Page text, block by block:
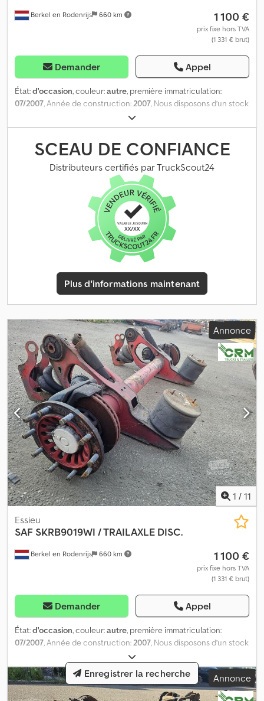
Berkel en Rodenrijs 660 km 1 100 €
prix fixe hors TVA
(1 331 € brut)
Demander Appel
État:d'occasion, couleur:autre, première immatriculation:
07/2007, Année de construction:2007, Nous disposons d’un stock
de plus de 100 essieux. N’hésitez pas à nous contacter si vous ne
trouvez pas ce que vous cherchez. = Plus d’informations = Dedpfx
Ahozqyngsyekr Numéro de série : 11 13 155 0191
SCEAU DE CONFIANCE
Distributeurs certifiés par TruckScout24
Plus d'informations maintenant
Annonce
1 / 11
Berkel en Rodenrijs 660 km
Essieu
SAF SKRB9019WI / TRAILAXLE DISC.
1 100 €
prix fixe hors TVA
(1 331 € brut)
Demander Appel
État:d'occasion, couleur:autre, première immatriculation:
07/2007, Année de construction:2007, Nous disposons d’un stock
de plus de 100 essieux. N’hésitez pas à nous contacter si vous ne
trouvez pas ce que vous cherchez. Dedpfxezqyl Ee Ahyekr = Plus
d’informations = Numéro de série : 11 13 155 0191
Annonce
Enregistrer la recherche